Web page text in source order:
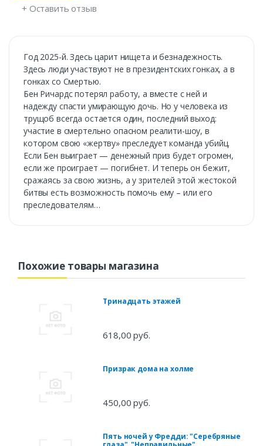
+ Оставить отзыв
Год 2025-й. Здесь царит нищета и безнадежность.
Здесь люди участвуют не в президентских гонках, а в
гонках со Смертью.
Бен Ричардс потерял работу, а вместе с ней и
надежду спасти умирающую дочь. Но у человека из
трущоб всегда остается один, последний выход:
участие в смертельно опасном реалити-шоу, в
котором свою «жертву» преследует команда убийц.
Если Бен выиграет — денежный приз будет огромен,
если же проиграет — погибнет. И теперь он бежит,
сражаясь за свою жизнь, а у зрителей этой жестокой
битвы есть возможность помочь ему – или его
преследователям…
Похожие товары магазина
Тринадцать этажей
618,00 руб.
Призрак дома на холме
450,00 руб.
Пять ночей у Фредди: "Серебряные